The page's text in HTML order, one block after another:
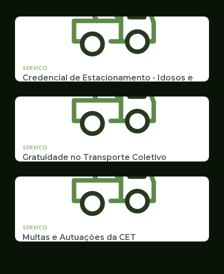
SERVICO
Credencial de Estacionamento - Idosos e
Cadastramento e Renovação
SERVICO
Gratuidade no Transporte Coletivo
Estudantes
SERVICO
Multas e Autuações da CET